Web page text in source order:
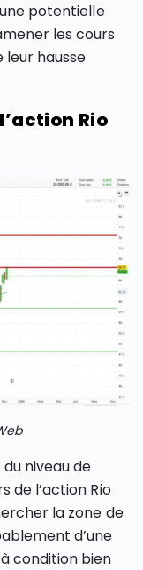
potentielle
les cours
leur hausse
Rio
niveau de
de l’action Rio
la zone de
d’une
condition bien